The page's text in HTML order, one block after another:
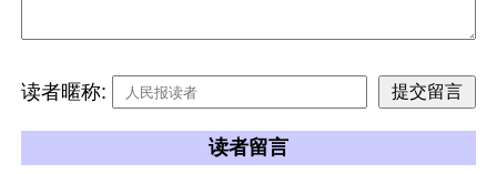
读者暱称:
读者留言